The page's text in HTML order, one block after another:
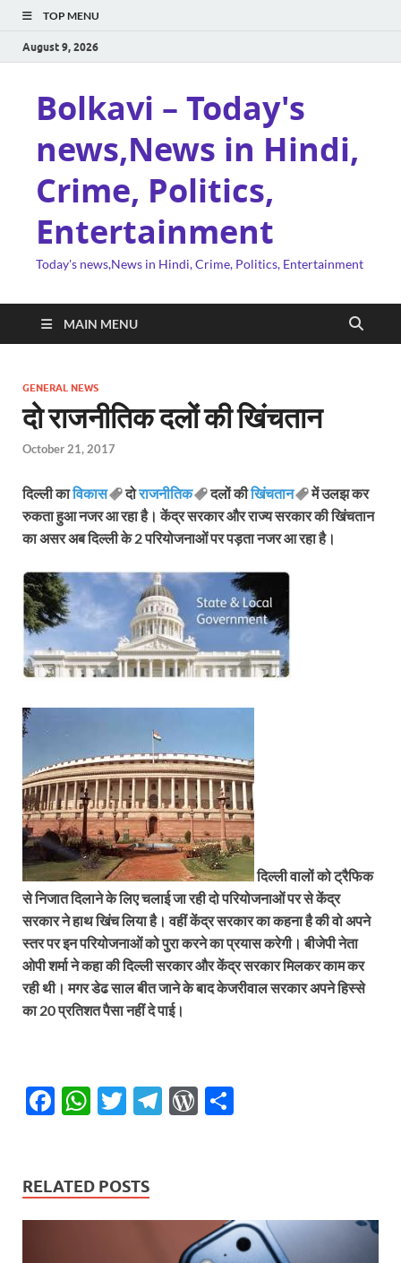
TOP MENU
August 9, 2026
Bolkavi – Today's
news,News in Hindi,
Crime, Politics,
Entertainment
Today's news,News in Hindi, Crime, Politics, Entertainment
MAIN MENU
GENERAL NEWS
दो राजनीतिक दलों की खिंचतान
October 21, 2017
दिल्ली काविकास दोराजनीतिक दलों कीखिंचतान
में उलझ कर
रुकता हुआ नजर आ रहा है। केंद्र सरकार और राज्य सरकार की खिंचतान
का असर अब दिल्ली के 2 परियोजनाओं पर पड़ता नजर आ रहा है।
दिल्ली वालों को ट्रैफिक
से निजात दिलाने के लिए चलाई जा रही दो परियोजनाओं पर से केंद्र
सरकार ने हाथ खिंच लिया है। वहीं केंद्र सरकार का कहना है की वो अपने
स्तर पर इन परियोजनाओं को पुरा करने का प्रयास करेगी। बीजेपी नेता
ओपी शर्मा ने कहा की दिल्ली सरकार और केंद्र सरकार मिलकर काम कर
रही थी। मगर डेढ साल बीत जाने के बाद केजरीवाल सरकार अपने हिस्से
का 20 प्रतिशत पैसा नहीं दे पाई।
F
b
o
W
s
A
T
er
T
a
m
W
re
ss
RELATED POSTS